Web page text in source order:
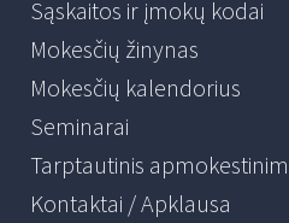
Sąskaitos ir įmokų kodai
Mokesčių žinynas
Mokesčių kalendorius
Seminarai
Tarptautinis
Kontaktai / Apklausa